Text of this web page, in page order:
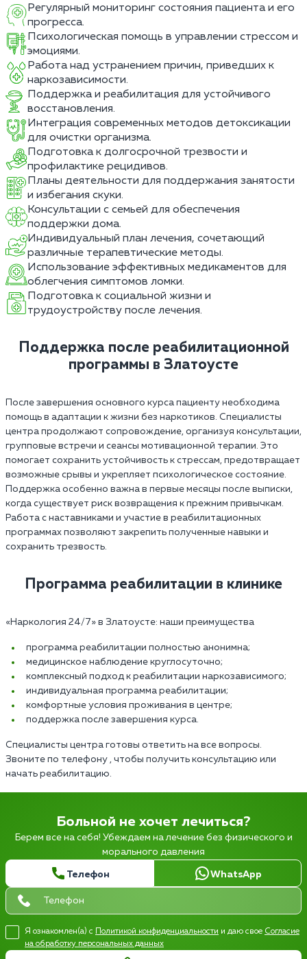
Регулярный мониторинг состояния пациента и его
прогресса.
Психологическая помощь в управлении стрессом и
эмоциями.
Работа над устранением причин, приведших к
наркозависимости.
Поддержка и реабилитация для устойчивого
восстановления.
Интеграция современных методов детоксикации
для очистки организма.
Подготовка к долгосрочной трезвости и
профилактике рецидивов.
Планы деятельности для поддержания занятости
и избегания скуки.
Консультации с семьей для обеспечения
поддержки дома.
Индивидуальный план лечения, сочетающий
различные терапевтические методы.
Использование эффективных медикаментов для
облегчения симптомов ломки.
Подготовка к социальной жизни и
трудоустройству после лечения.
Поддержка после реабилитационной
программы в Златоусте
После завершения основного курса пациенту необходима
помощь в адаптации к жизни без наркотиков. Специалисты
центра продолжают сопровождение, организуя консультации,
групповые встречи и сеансы мотивационной терапии. Это
помогает сохранить устойчивость к стрессам, предотвращает
возможные срывы и укрепляет психологическое состояние.
Поддержка особенно важна в первые месяцы после выписки,
когда существует риск возвращения к прежним привычкам.
Работа с наставниками и участие в реабилитационных
программах позволяют закрепить полученные навыки и
сохранить трезвость.
Программа реабилитации в клинике
«Наркология 24/7»‎ в Златоусте: наши преимущества
программа реабилитации полностью анонимна;
медицинское наблюдение круглосуточно;
комплексный подход к реабилитации наркозависимого;
индивидуальная программа реабилитации;
комфортные условия проживания в центре;
поддержка после завершения курса.
Специалисты центра готовы ответить на все вопросы.
Звоните по телефону , чтобы получить консультацию или
начать реабилитацию.
Больной не хочет лечиться?
Берем все на себя! Убеждаем на лечение без физического и
морального давления
Телефон WhatsApp
Я ознакомлен(а) с Политикой конфиденциальности и даю свое Согласие
на обработку персональных данных